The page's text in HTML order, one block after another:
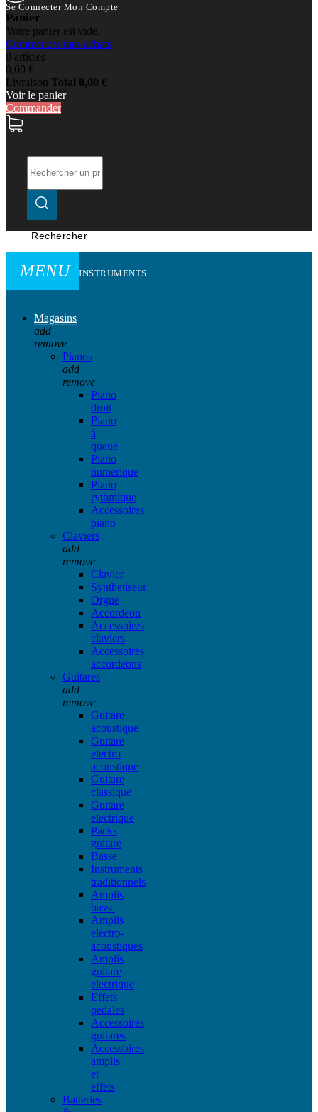
Se Connecter Mon Compte
Panier
Votre panier est vide.
Commencer mes achats
0 articles
0,00 €
Livraison Total 0,00 €
Voir le panier
Commander
Rechercher
MENU INSTRUMENTS
Magasins
add
remove
Pianos
add
remove
Piano
droit
Piano
à
queue
Piano
numerique
Piano
rythmique
Accessoires
piano
Claviers
add
remove
Clavier
Synthetiseur
Orgue
Accordeon
Accessoires
claviers
Accessoires
accordeons
Guitares
add
remove
Guitare
acoustique
Guitare
electro
acoustique
Guitare
classique
Guitare
electrique
Packs
guitare
Basse
Instruments
traditionnels
Amplis
basse
Amplis
electro-
acoustiques
Amplis
guitare
electrique
Effets
pedales
Accessoires
guitares
Accessoires
amplis
et
effets
Batteries